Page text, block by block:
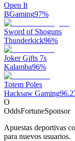
Open It
BGaming97%
Sword of Shoguns
Thunderkick96%
Joker Gifts 7s
Kalamba96%
Totem Poles
Hacksaw Gaming
O
OddsFortuneSponsor
Apuestas deportivas
para nuevos usuarios.